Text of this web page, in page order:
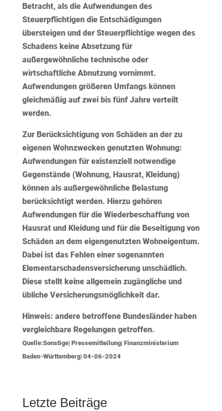
Betracht, als die Aufwendungen des
Steuerpflichtigen die Entschädigungen
übersteigen und der Steuerpflichtige wegen des
Schadens keine Absetzung für
außergewöhnliche technische oder
wirtschaftliche Abnutzung vornimmt.
Aufwendungen größeren Umfangs können
gleichmäßig auf zwei bis fünf Jahre verteilt
werden.
Zur Berücksichtigung von Schäden an der zu
eigenen Wohnzwecken genutzten Wohnung:
Aufwendungen für existenziell notwendige
Gegenstände (Wohnung, Hausrat, Kleidung)
können als außergewöhnliche Belastung
berücksichtigt werden. Hierzu gehören
Aufwendungen für die Wiederbeschaffung von
Hausrat und Kleidung und für die Beseitigung von
Schäden an dem eigengenutzten Wohneigentum.
Dabei ist das Fehlen einer sogenannten
Elementarschadensversicherung unschädlich.
Diese stellt keine allgemein zugängliche und
übliche Versicherungsmöglichkeit dar.
Hinweis: andere betroffene Bundesländer haben
vergleichbare Regelungen getroffen.
Quelle:Sonstige| Pressemitteilung| Finanzministerium
Baden-Württemberg| 04-06-2024
Letzte Beiträge